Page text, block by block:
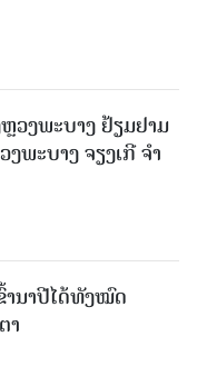
ວງພະບາງ ຢ້ຽມ​ຢາມ
ພະບາງ ຈຽງເກີ ຈໍາ
ານາປີໄດ້ທັງໝົດ
າ